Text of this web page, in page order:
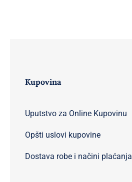
Kupovina
Uputstvo za Online Kupovinu
Opšti uslovi kupovine
Dostava robe i načini plaćanja